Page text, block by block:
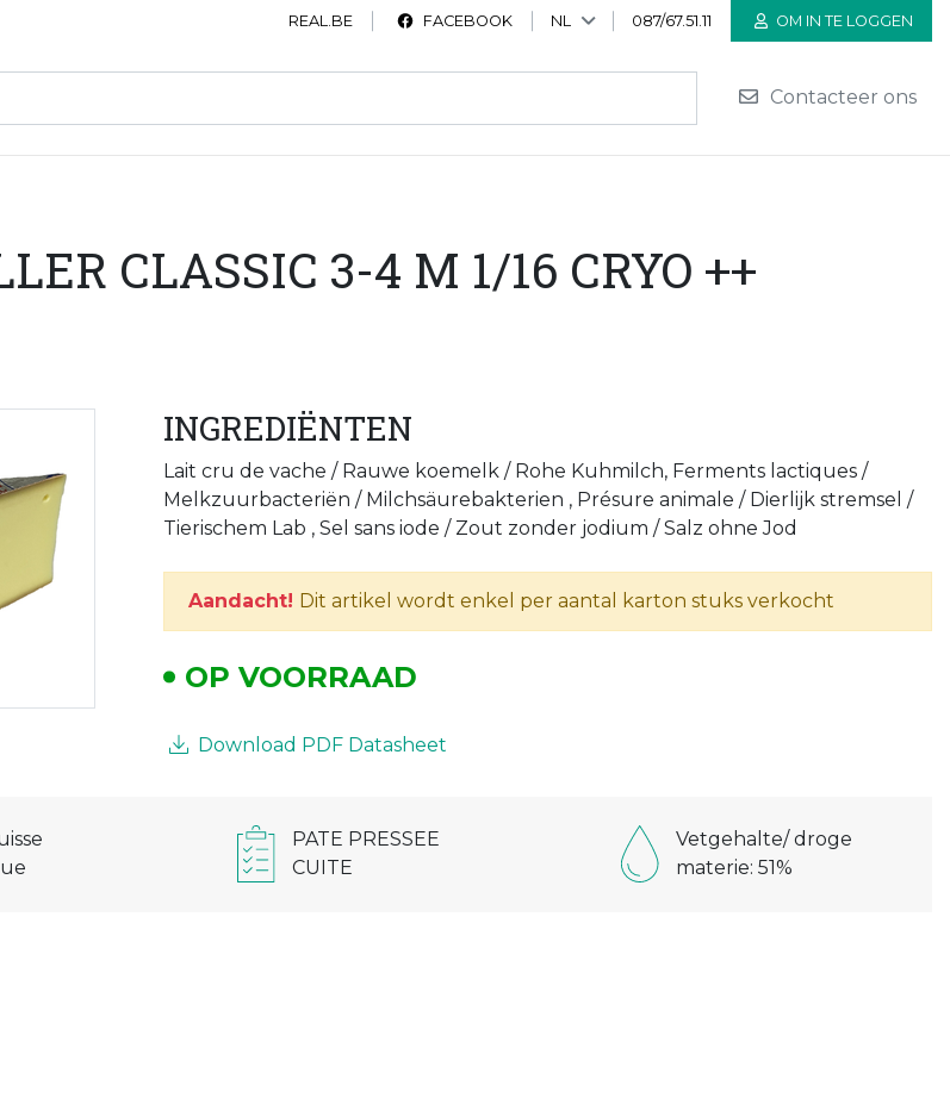
REAL.BE FACEBOOK NL 087/67.51.11 OM IN TE LOGGEN
Contacteer ons
CLASSIC 3-4 M 1/16 CRYO ++
INGREDIËNTEN
Lait cru de vache / Rauwe koemelk / Rohe Kuhmilch, Ferments lactiques /
Melkzuurbacteriën / Milchsäurebakterien , Présure animale / Dierlijk stremsel /
Tierischem Lab , Sel sans iode / Zout zonder jodium / Salz ohne Jod
Aandacht! Dit artikel wordt enkel per aantal karton stuks verkocht
OP VOORRAAD
Download PDF Datasheet
PATE PRESSEE
CUITE
Vetgehalte/ droge
materie: 51%